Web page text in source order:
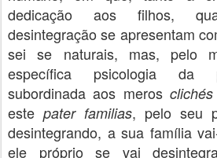
dedicação aos filhos,
desintegração se apresentam
sei se naturais, mas, pelo
específica psicologia da
subordinada aos meros
este pater familias, pelo seu
desintegrando, a sua família
ele próprio se vai